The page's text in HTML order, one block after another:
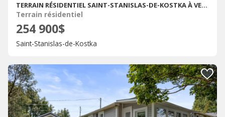
TERRAIN RÉSIDENTIEL SAINT-STANISLAS-DE-KOSTKA À VENDRE
Terrain résidentiel
254 900$
Saint-Stanislas-de-Kostka